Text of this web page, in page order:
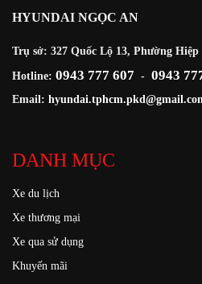
HYUNDAI NGỌC AN
Trụ sở: 327 Quốc Lộ 13, Phường
Hotline: 0943 777 607 - 0943
Email:
DANH MỤC
Xe du lịch
Xe thương mại
Xe qua sử dụng
Khuyến mãi